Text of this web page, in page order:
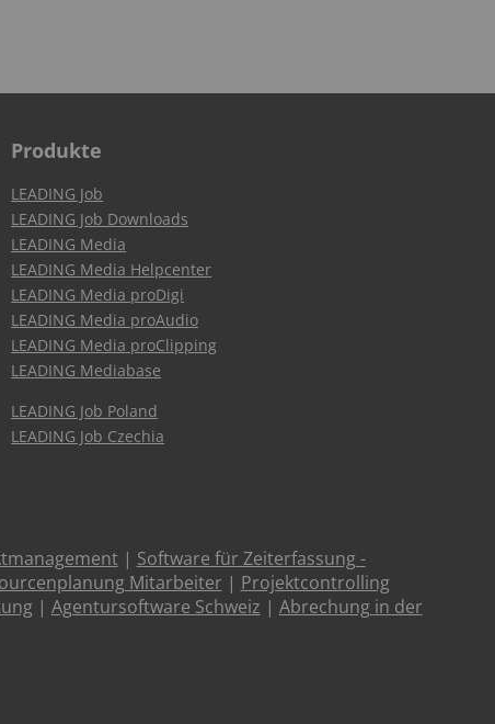
Produkte
LEADING Job
LEADING Job Downloads
LEADING Media
LEADING Media Helpcenter
LEADING Media proDigi
LEADING Media proAudio
LEADING Media proClipping
LEADING Mediabase
LEADING Job Poland
LEADING Job Czechia
| Software für Zeiterfassung -
Mitarbeiter | Projektcontrolling
| Agentursoftware Schweiz | Abrechung in der